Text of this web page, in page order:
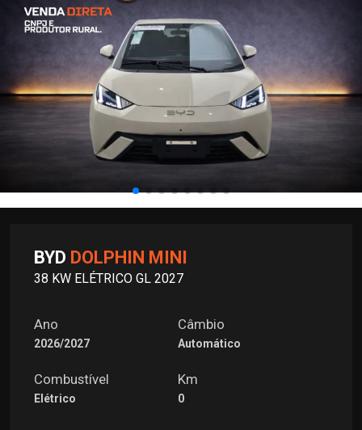
BYD DOLPHIN MINI
38 KW ELÉTRICO GL 2027
Ano
2026/2027
Câmbio
Automático
Combustível
Elétrico
Km
0